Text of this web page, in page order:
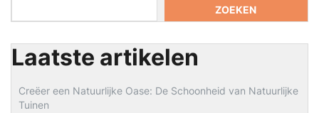
ZOEKEN
Laatste artikelen
Creëer een Natuurlijke Oase: De Schoonheid van Natuurlijke
Tuinen